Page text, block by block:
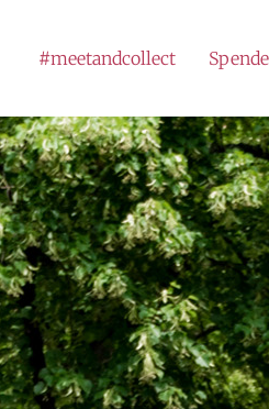
#meetandcollect